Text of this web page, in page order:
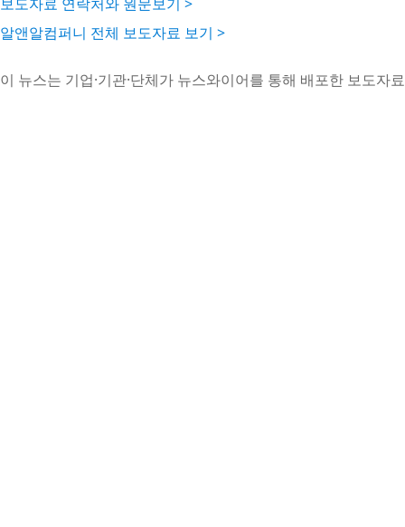
알앤알컴퍼니 전체 보도자료 보기 >
이 뉴스는 기업·기관·단체가 뉴스와이어를 통해 배포한 보도자